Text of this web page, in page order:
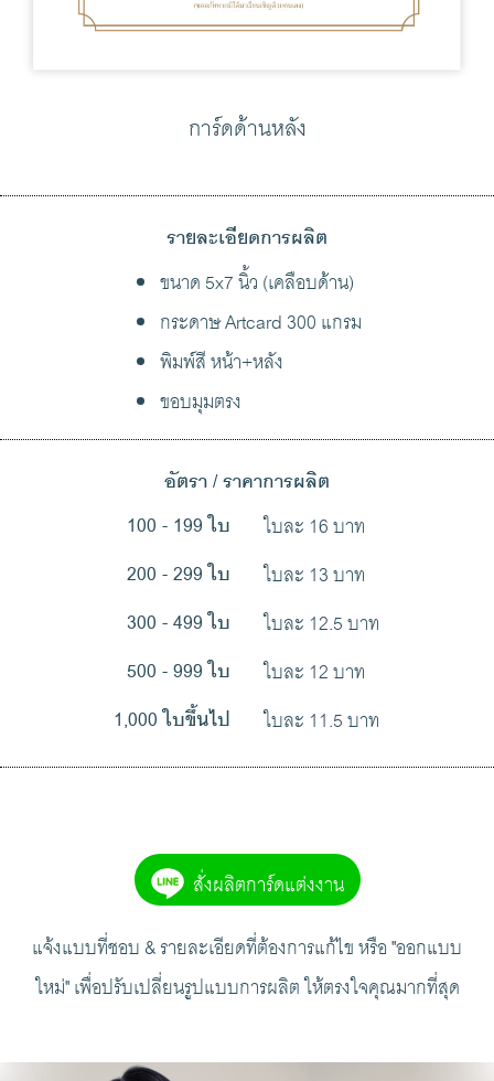
การ์ดด้านหลัง
รายละเอียดการผลิต
ขนาด 5x7 นิ้ว (เคลือบด้าน)
กระดาษ Artcard 300 แกรม
พิมพ์สี หน้า+หลัง
ขอบมุมตรง
อัตรา / ราคาการผลิต
100 - 199 ใบ
ใบละ 16 บาท
200 - 299 ใบ ใบละ 13 บาท
300 - 499 ใบ ใบละ 12.5 บาท
500 - 999 ใบ ใบละ 12 บาท
1,000 ใบขึ้นไป ใบละ 11.5 บาท
สั่งผลิตการ์ดแต่งงาน
แจ้งแบบที่ชอบ & รายละเอียดที่ต้องการแก้ไข หรือ "ออกแบบ
ใหม่" เพื่อปรับเปลี่ยนรูปแบบการผลิต ให้ตรงใจคุณมากที่สุด